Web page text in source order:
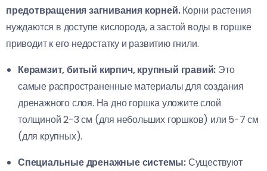
предотвращения загнивания корней.Корни растения
нуждаются в доступе кислорода, а застой воды в горшке
приводит к его недостатку и развитию гнили.
Керамзит, битый кирпич, крупный гравий: Это
самые распространенные материалы для создания
дренажного слоя. На дно горшка уложите слой
толщиной 2-3 см (для небольших горшков) или 5-7 см
(для крупных).
Специальные дренажные системы:Существуют